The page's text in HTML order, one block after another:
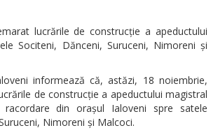
lucrările de construcție a apeductului
Sociteni, Dănceni, Suruceni, Nimoreni și
informează că, astăzi, 18 noiembrie,
de construcție a apeductului magistral
din orașul Ialoveni spre satele
Nimoreni și Malcoci.